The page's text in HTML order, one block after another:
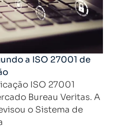
a ISO 27001 de
ISO 27001
Bureau Veritas. A
o Sistema de